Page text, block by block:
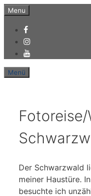
Zum
springen
Menu
Menü
Der Schwarzwald
meiner Haustüre.
besuchte ich